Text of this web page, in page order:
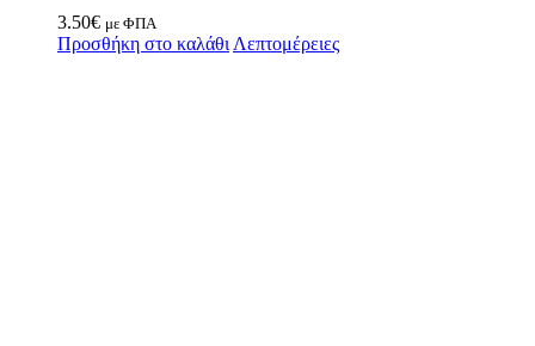
3.50€ με ΦΠΑ
Προσθήκη στο καλάθι Λεπτομέρειες